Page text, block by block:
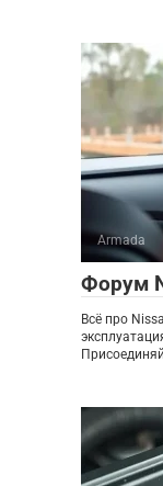
Armada
Форум
Всё про